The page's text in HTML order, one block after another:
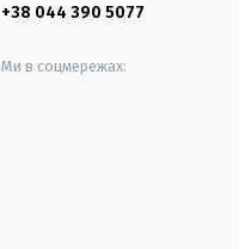
+38 044 390 5077
Ми в соцмережах: